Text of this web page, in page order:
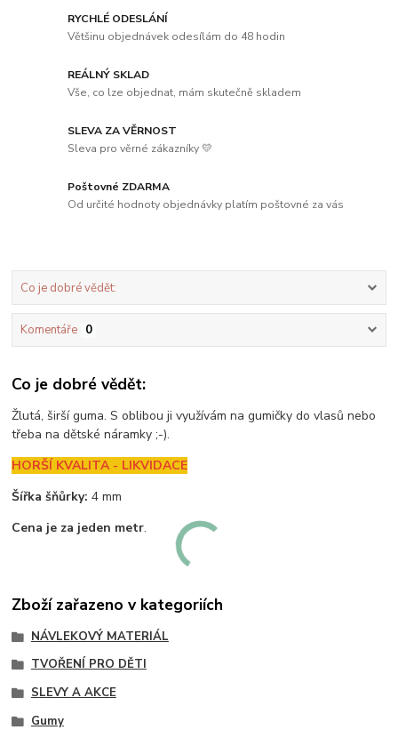
RYCHLÉ ODESLÁNÍ
Většinu objednávek odesílám do 48 hodin
REÁLNÝ SKLAD
Vše, co lze objednat, mám skutečně skladem
SLEVA ZA VĚRNOST
Sleva pro věrné zákazníky 💛
Poštovné ZDARMA
Od určité hodnoty objednávky platím poštovné za vás
Co je dobré vědět:
Komentáře 0
Co je dobré vědět:
Žlutá, širší guma. S oblibou ji využívám na gumičky do vlasů nebo
třeba na dětské náramky ;-).
HORŠÍ KVALITA - LIKVIDACE
Šířka šňůrky: 4 mm
Cena je za jeden metr.
Zboží zařazeno v kategoriích
NÁVLEKOVÝ MATERIÁL
TVOŘENÍ PRO DĚTI
SLEVY A AKCE
Gumy